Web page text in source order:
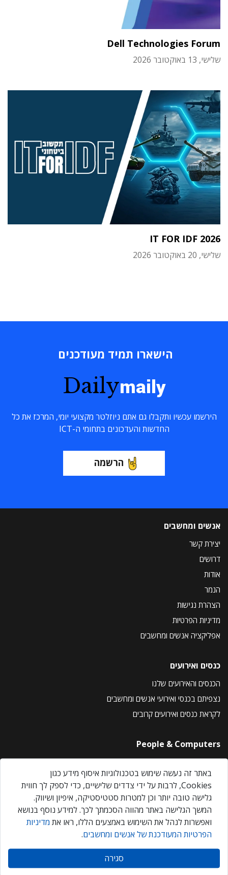
Dell Technologies Forum
שלישי, 13 באוקטובר 2026
IT FOR IDF 2026
שלישי, 20 באוקטובר 2026
הישארו תמיד מעודכנים
Dailymaily
הירשמו עכשיו ותקבלו גם אתם ניוזלטר מקצועי יומי, המרכז את כל
החדשות והעדכונים בתחומי ה-ICT
הרשמה
אנשים ומחשבים
יצירת קשר
דרושים
אודות
הנמר
הצהרת נגישות
מדיניות הפרטיות
אפליקציה אנשים ומחשבים
כנסים ואירועים
הכנסים והאירועים שלנו
נצפיתם בכנסי ואירועי אנשים ומחשבים
לקראת כנסים ואירועים קרובים
People & Computers
About Us
Privacy Policy
Contact Us
Our Events
אנשים ומחשבים © 2026 – כל הזכויות שמורות
באתר זה נעשה שימוש בטכנולוגיות איסוף מידע כגון
Cookies, לרבות על ידי צדדים שלישיים, כדי לספק לך חווית
גלישה טובה יותר וכן למטרות סטטיסטיקה, איפיון ושיווק.
המשך הגלישה באתר מהווה הסכמתך לכך. למידע נוסף בנושא
ואפשרות לנהל את השימוש באמצעים הללו, ראו את מדיניות
הפרטיות המעודכנת של אנשים ומחשבים.
סגירה